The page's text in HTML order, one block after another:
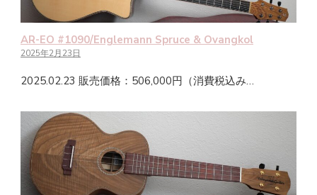
AR-EO #1090/Englemann Spruce & Ovangkol
2025年2月23日
2025.02.23 販売価格：506,000円（消費税込み…